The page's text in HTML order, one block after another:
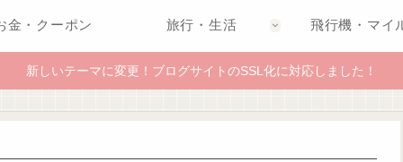
金・クーポン 旅行・生活 飛行機・マイ
新しいテーマに変更！ブログサイトのSSL化に対応しました！